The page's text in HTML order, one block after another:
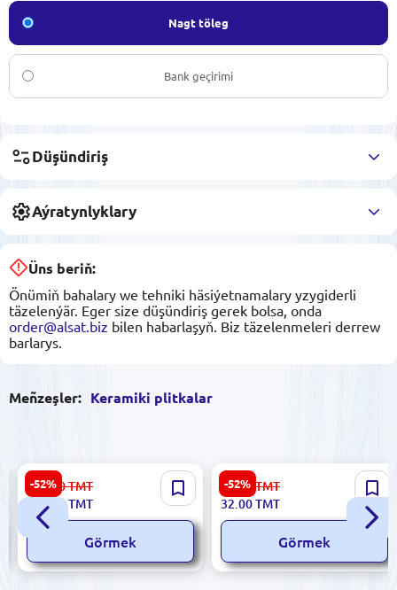
Nagt töleg
Bank geçirimi
Düşündiriş
Aýratynlyklary
Üns beriň:
Önümiň bahalary we tehniki häsiýetnamalary yzygiderli
täzelenýär. Eger size düşündiriş gerek bolsa, onda
order@alsat.biz bilen habarlaşyň. Biz täzelenmeleri derrew
barlarys.
Meñzeşler: Keramiki plitkalar
-52%
Golden Dune 186584 |
Keramiki Plitka 30x60 sm
Mat Örtük
334.00TMT
158.00TMT
Görmek
-52%
Emperator 5900499061368 |
Keramiki Plitka 25x60 sm Bej
Roza
67.00 TMT
32.00TMT
Görmek